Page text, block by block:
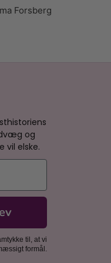
Forsberg
og
vil elske.
til, at vi
formål.